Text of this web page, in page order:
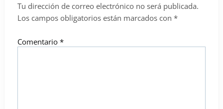
Tu dirección de correo electrónico no será publicada.
Los campos obligatorios están marcados con *
Comentario *